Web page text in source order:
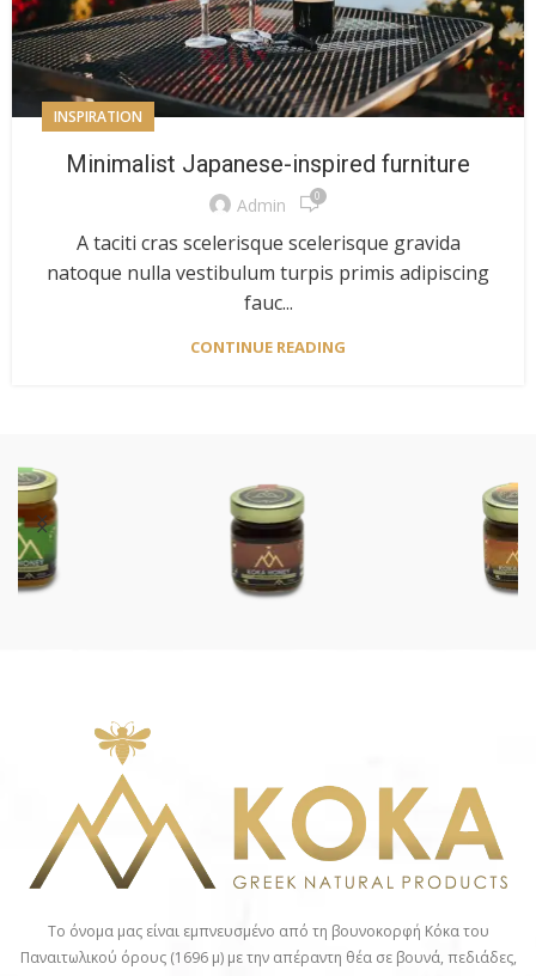
INSPIRATION
Minimalist Japanese-inspired furniture
Admin 0
A taciti cras scelerisque scelerisque gravida
natoque nulla vestibulum turpis primis adipiscing
fauc...
CONTINUE READING
Το όνομα μας είναι εμπνευσμένο από τη βουνοκορφή Κόκα του
Παναιτωλικού όρους (1696 μ) με την απέραντη θέα σε βουνά, πεδιάδες,